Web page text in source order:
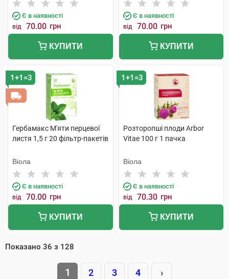
Є в наявності
від 70.00 грн
КУПИТИ
Є в наявності
від 70.00 грн
КУПИТИ
1+1=3
Гербамакс М'яти перцевої
листя 1,5 г 20 фільтр-пакетів
Віола
Є в наявності
від 70.00 грн
КУПИТИ
1+1=3
Розторопші плоди Arbor
Vitae 100 г 1 пачка
Віола
Є в наявності
від 70.30 грн
КУПИТИ
Показано 36 з 128
1 2 3 4 ›